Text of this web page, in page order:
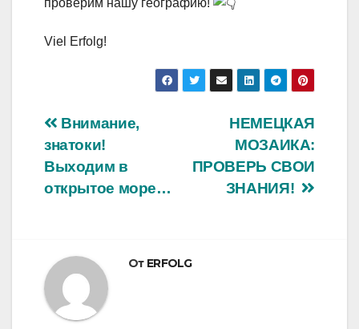
проверим нашу географию!
Viel Erfolg!
Навигация
по
записям
НЕМЕЦКАЯ
МОЗАИКА:
ПРОВЕРЬ СВОИ
ЗНАНИЯ!
Внимание,
знатоки!
Выходим в
открытое море…
От ERFOLG